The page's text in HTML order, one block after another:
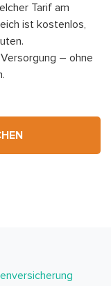
Tarif am
ist kostenlos,
– ohne